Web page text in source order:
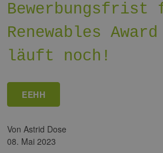
Bewerbungsfrist
Renewables
läuft noch!
EEHH
von Astrid Dose
08. Mai 2023